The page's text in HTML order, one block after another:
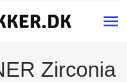
Zirconia